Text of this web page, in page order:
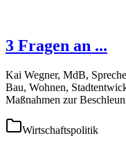
3 Fragen an ...
Kai Wegner, MdB,
Bau, Wohnen,
Maßnahmen zur
Wirtschaftspolitik